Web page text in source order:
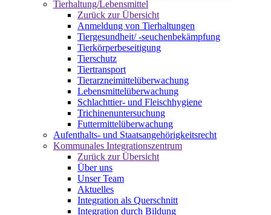
Tierhaltung/Lebensmittel
Zurück zur Übersicht
Anmeldung von Tierhaltungen
Tiergesundheit/ -seuchenbekämpfung
Tierkörperbeseitigung
Tierschutz
Tiertransport
Tierarzneimittelüberwachung
Lebensmittelüberwachung
Schlachttier- und Fleischhygiene
Trichinenuntersuchung
Futtermittelüberwachung
Aufenthalts- und Staatsangehörigkeitsrecht
Kommunales Integrationszentrum
Zurück zur Übersicht
Über uns
Unser Team
Aktuelles
Integration als Querschnitt
Integration durch Bildung